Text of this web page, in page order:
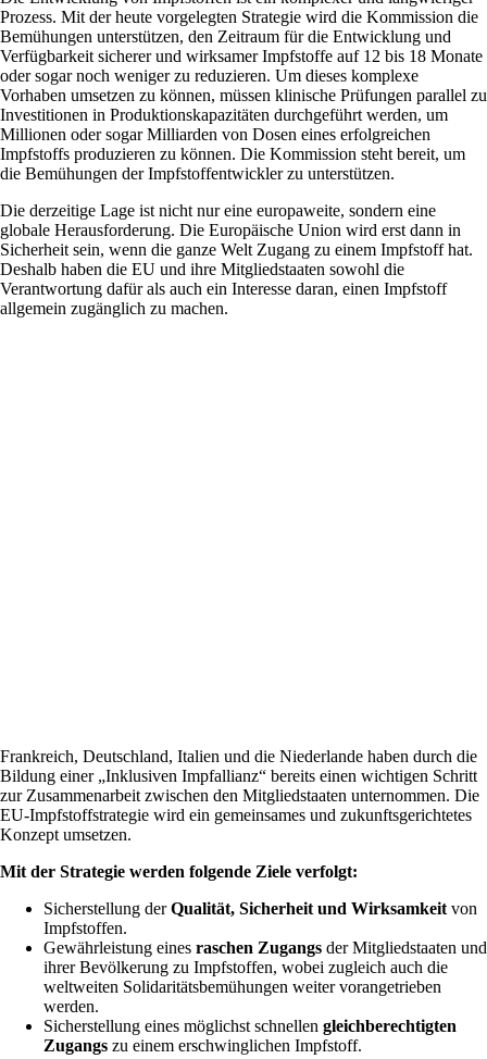
Prozess. Mit der heute vorgelegten Strategie wird die Kommission die
Bemühungen unterstützen, den Zeitraum für die Entwicklung und
Verfügbarkeit sicherer und wirksamer Impfstoffe auf 12 bis 18 Monate
oder sogar noch weniger zu reduzieren. Um dieses komplexe
Vorhaben umsetzen zu können, müssen klinische Prüfungen parallel zu
Investitionen in Produktionskapazitäten durchgeführt werden, um
Millionen oder sogar Milliarden von Dosen eines erfolgreichen
Impfstoffs produzieren zu können. Die Kommission steht bereit, um
die Bemühungen der Impfstoffentwickler zu unterstützen.
Die derzeitige Lage ist nicht nur eine europaweite, sondern eine
globale Herausforderung. Die Europäische Union wird erst dann in
Sicherheit sein, wenn die ganze Welt Zugang zu einem Impfstoff hat.
Deshalb haben die EU und ihre Mitgliedstaaten sowohl die
Verantwortung dafür als auch ein Interesse daran, einen Impfstoff
allgemein zugänglich zu machen.
Frankreich, Deutschland, Italien und die Niederlande haben durch die
Bildung einer „Inklusiven Impfallianz“ bereits einen wichtigen Schritt
zur Zusammenarbeit zwischen den Mitgliedstaaten unternommen. Die
EU-Impfstoffstrategie wird ein gemeinsames und zukunftsgerichtetes
Konzept umsetzen.
Mit der Strategie werden folgende Ziele verfolgt:
Sicherstellung derQualität, Sicherheit und Wirksamkeit von
Impfstoffen.
Gewährleistung eines raschen Zugangs der Mitgliedstaaten und
ihrer Bevölkerung zu Impfstoffen, wobei zugleich auch die
weltweiten Solidaritätsbemühungen weiter vorangetrieben
werden.
Sicherstellung eines möglichst schnellen gleichberechtigten
Zugangs zu einem erschwinglichen Impfstoff.